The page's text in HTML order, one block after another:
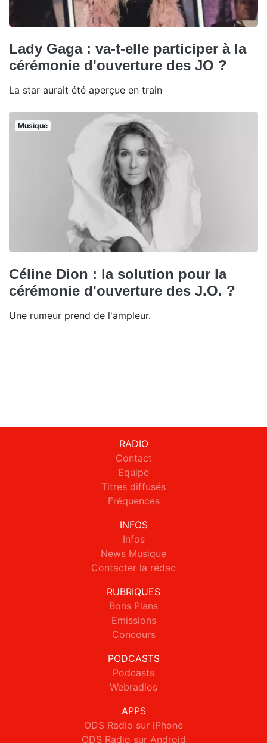
Lady Gaga : va-t-elle participer à la
cérémonie d'ouverture des JO ?
La star aurait été aperçue en train
Musique
Céline Dion : la solution pour la
cérémonie d'ouverture des J.O. ?
Une rumeur prend de l'ampleur.
RADIO
Contact
Equipe
Titres diffusés
Fréquences
INFOS
Infos
News Musique
Contacter la rédac
RUBRIQUES
Bons Plans
Emissions
Concours
PODCASTS
Podcasts
Webradios
APPS
ODS Radio sur iPhone
ODS Radio sur Android